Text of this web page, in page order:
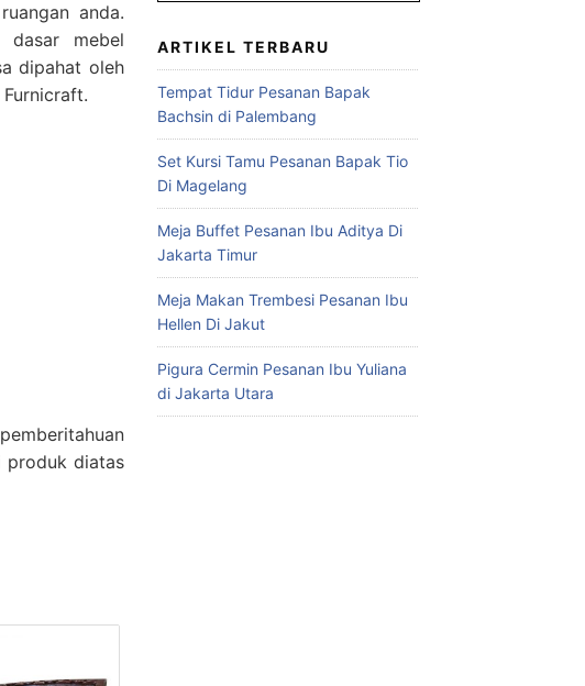
anda.
dasar mebel
dipahat oleh
produk diatas
ARTIKEL TERBARU
Tempat Tidur Pesanan Bapak
Bachsin di Palembang
Set Kursi Tamu Pesanan Bapak Tio
Di Magelang
Meja Buffet Pesanan Ibu Aditya Di
Jakarta Timur
Meja Makan Trembesi Pesanan Ibu
Hellen Di Jakut
Pigura Cermin Pesanan Ibu Yuliana
di Jakarta Utara